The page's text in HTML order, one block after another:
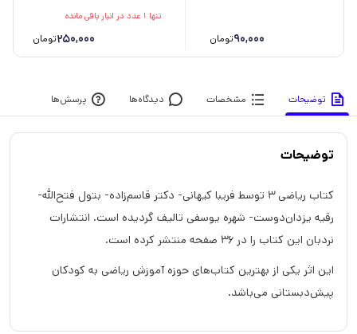
90,000تومان
تنها 1 عدد در انبار باقی مانده
250,000تومان
توضیحات مشخصات دیدگاه‌ها پرسش‌ها
توضیحات
کتاب ریاضی 3 توسط فریبا کیهانی- دکتر قاسم‌زاده- بتول فتح‌الله-
رقیه یزدان‌دوست- شهره یوسفی تالیف گردیده است. انتشارات
نردبان این کتاب را در 36 صفحه منتشر کرده است.
این اثر یکی از بهترین کتاب‌های حوزه آموزش ریاضی به کودکان
پیش‌دبستانی می‌باشد.